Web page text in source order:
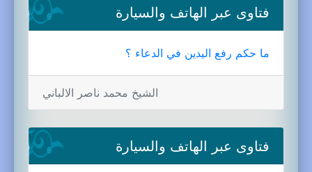
فتاوى عبر الهاتف والسيارة
ما حكم رفع اليدين في الدعاء ؟
الشيخ محمد ناصر الالباني
فتاوى عبر الهاتف والسيارة